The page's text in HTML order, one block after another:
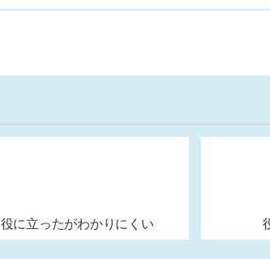
役に立ったがわかりにくい